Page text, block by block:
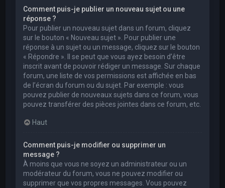
Comment puis-je publier un nouveau sujet ou une
réponse ?
Pour publier un nouveau sujet dans un forum, cliquez
sur le bouton « Nouveau sujet ». Pour publier une
réponse à un sujet ou un message, cliquez sur le bouton
« Répondre ». Il se peut que vous ayez besoin d’être
inscrit avant de pouvoir rédiger un message. Sur chaque
forum, une liste de vos permissions est affichée en bas
de l’écran du forum ou du sujet. Par exemple : vous
pouvez publier de nouveaux sujets dans ce forum, vous
pouvez transférer des pièces jointes dans ce forum, etc.
Haut
Comment puis-je modifier ou supprimer un
message ?
À moins que vous ne soyez un administrateur ou un
modérateur du forum, vous ne pouvez modifier ou
supprimer que vos propres messages. Vous pouvez